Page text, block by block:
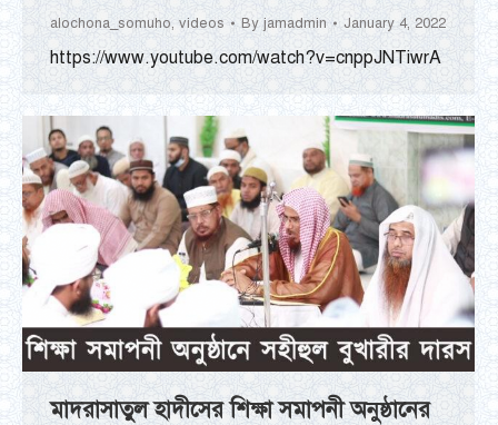
alochona_somuho, videos By jamadmin January 4, 2022
https://www.youtube.com/watch?v=cnppJNTiwrA
মাদরাসাতুল হাদীসের শিক্ষা সমাপনী অনুষ্ঠানের